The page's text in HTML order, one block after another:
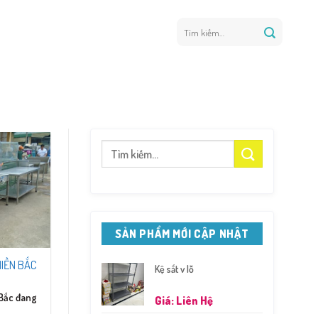
kiếm:
BẮC
đang
Tìm
SẢN PHẨM MỚI CẬP NHẬT
Kệ sắt v lỗ
Giá: Liên Hệ